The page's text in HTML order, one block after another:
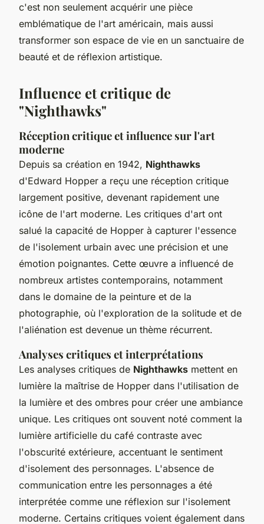
c'est non seulement acquérir une pièce
emblématique de l'art américain, mais aussi
transformer son espace de vie en un sanctuaire de
beauté et de réflexion artistique.
Influence et critique de
"Nighthawks"
Réception critique et influence sur l'art
moderne
Depuis sa création en 1942, Nighthawks
d'Edward Hopper a reçu une réception critique
largement positive, devenant rapidement une
icône de l'art moderne. Les critiques d'art ont
salué la capacité de Hopper à capturer l'essence
de l'isolement urbain avec une précision et une
émotion poignantes. Cette œuvre a influencé de
nombreux artistes contemporains, notamment
dans le domaine de la peinture et de la
photographie, où l'exploration de la solitude et de
l'aliénation est devenue un thème récurrent.
Analyses critiques et interprétations
Les analyses critiques de Nighthawks mettent en
lumière la maîtrise de Hopper dans l'utilisation de
la lumière et des ombres pour créer une ambiance
unique. Les critiques ont souvent noté comment la
lumière artificielle du café contraste avec
l'obscurité extérieure, accentuant le sentiment
d'isolement des personnages. L'absence de
communication entre les personnages a été
interprétée comme une réflexion sur l'isolement
moderne. Certains critiques voient également dans